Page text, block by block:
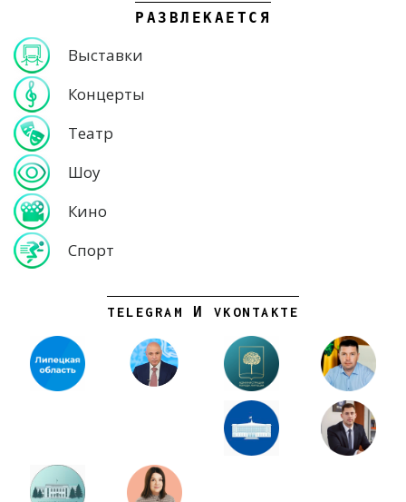
РАЗВЛЕКАЕТСЯ
Выставки
Концерты
Театр
Шоу
Кино
Спорт
TELEGRAM И VKONTAKTE